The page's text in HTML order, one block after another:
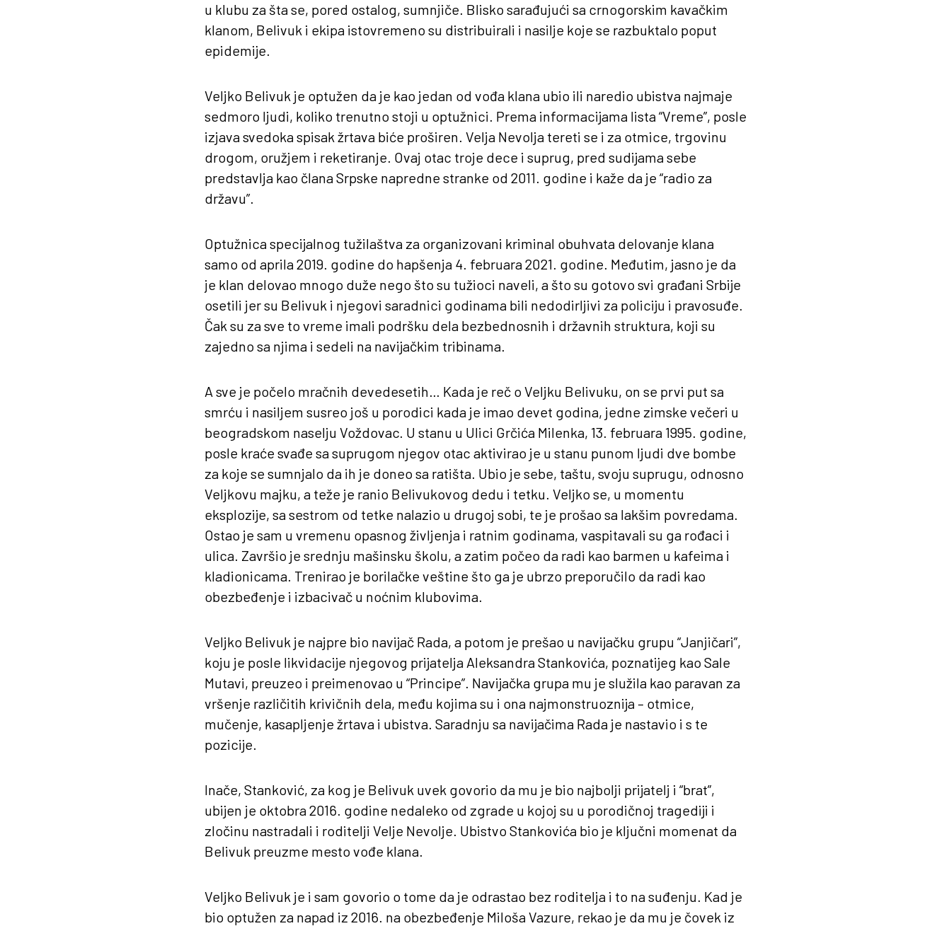
u klubu za šta se, pored ostalog, sumnjiče. Blisko sarađujući sa crnogorskim kavačkim
klanom, Belivuk i ekipa istovremeno su distribuirali i nasilje koje se razbuktalo poput
epidemije.
Veljko Belivuk je optužen da je kao jedan od vođa klana ubio ili naredio ubistva najmaje
sedmoro ljudi, koliko trenutno stoji u optužnici. Prema informacijama lista “Vreme”, posle
izjava svedoka spisak žrtava biće proširen. Velja Nevolja tereti se i za otmice, trgovinu
drogom, oružjem i reketiranje. Ovaj otac troje dece i suprug, pred sudijama sebe
predstavlja kao člana Srpske napredne stranke od 2011. godine i kaže da je “radio za
državu”.
Optužnica specijalnog tužilaštva za organizovani kriminal obuhvata delovanje klana
samo od aprila 2019. godine do hapšenja 4. februara 2021. godine. Međutim, jasno je da
je klan delovao mnogo duže nego što su tužioci naveli, a što su gotovo svi građani Srbije
osetili jer su Belivuk i njegovi saradnici godinama bili nedodirljivi za policiju i pravosuđe.
Čak su za sve to vreme imali podršku dela bezbednosnih i državnih struktura, koji su
zajedno sa njima i sedeli na navijačkim tribinama.
A sve je počelo mračnih devedesetih… Kada je reč o Veljku Belivuku, on se prvi put sa
smrću i nasiljem susreo još u porodici kada je imao devet godina, jedne zimske večeri u
beogradskom naselju Voždovac. U stanu u Ulici Grčića Milenka, 13. februara 1995. godine,
posle kraće svađe sa suprugom njegov otac aktivirao je u stanu punom ljudi dve bombe
za koje se sumnjalo da ih je doneo sa ratišta. Ubio je sebe, taštu, svoju suprugu, odnosno
Veljkovu majku, a teže je ranio Belivukovog dedu i tetku. Veljko se, u momentu
eksplozije, sa sestrom od tetke nalazio u drugoj sobi, te je prošao sa lakšim povredama.
Ostao je sam u vremenu opasnog življenja i ratnim godinama, vaspitavali su ga rođaci i
ulica. Završio je srednju mašinsku školu, a zatim počeo da radi kao barmen u kafeima i
kladionicama. Trenirao je borilačke veštine što ga je ubrzo preporučilo da radi kao
obezbeđenje i izbacivač u noćnim klubovima.
Veljko Belivuk je najpre bio navijač Rada, a potom je prešao u navijačku grupu “Janjičari”,
koju je posle likvidacije njegovog prijatelja Aleksandra Stankovića, poznatijeg kao Sale
Mutavi, preuzeo i preimenovao u “Principe”. Navijačka grupa mu je služila kao paravan za
vršenje različitih krivičnih dela, među kojima su i ona najmonstruoznija – otmice,
mučenje, kasapljenje žrtava i ubistva. Saradnju sa navijačima Rada je nastavio i s te
pozicije.
Inače, Stanković, za kog je Belivuk uvek govorio da mu je bio najbolji prijatelj i “brat”,
ubijen je oktobra 2016. godine nedaleko od zgrade u kojoj su u porodičnoj tragediji i
zločinu nastradali i roditelji Velje Nevolje. Ubistvo Stankovića bio je ključni momenat da
Belivuk preuzme mesto vođe klana.
Veljko Belivuk je i sam govorio o tome da je odrastao bez roditelja i to na suđenju. Kad je
bio optužen za napad iz 2016. na obezbeđenje Miloša Vazure, rekao je da mu je čovek iz